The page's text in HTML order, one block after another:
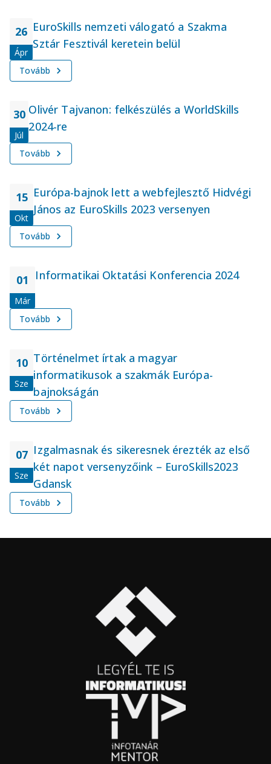
26
Ápr
EuroSkills nemzeti válogató a Szakma
Sztár Fesztivál keretein belül
Tovább
30
Júl
Olivér Tajvanon: felkészülés a WorldSkills
2024-re
Tovább
15
Okt
Európa-bajnok lett a webfejlesztő Hidvégi
János az EuroSkills 2023 versenyen
Tovább
01
Már
Informatikai Oktatási Konferencia 2024
Tovább
10
Sze
Történelmet írtak a magyar
informatikusok a szakmák Európa-
bajnokságán
Tovább
07
Sze
Izgalmasnak és sikeresnek érezték az első
két napot versenyzőink – EuroSkills2023
Gdansk
Tovább